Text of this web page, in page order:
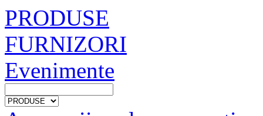
PRODUSE
FURNIZORI
Evenimente